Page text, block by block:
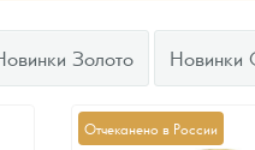
Золото Новинки
Отчеканено в России